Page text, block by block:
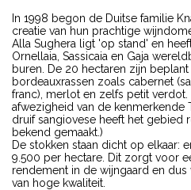
In 1998 begon de Duitse familie
creatie van hun prachtige
Alla Sughera ligt 'op stand' en
Ornellaia, Sassicaia en Gaja
buren. De 20 hectaren zijn
bordeauxrassen zoals cabernet
franc), merlot en zelfs petit verdot.
afwezigheid van de kenmerkende
druif sangiovese heeft het gebied
bekend gemaakt.)
De stokken staan dicht op elkaar:
9.500 per hectare. Dit zorgt voor
rendement in de wijngaard en dus
van hoge kwaliteit.